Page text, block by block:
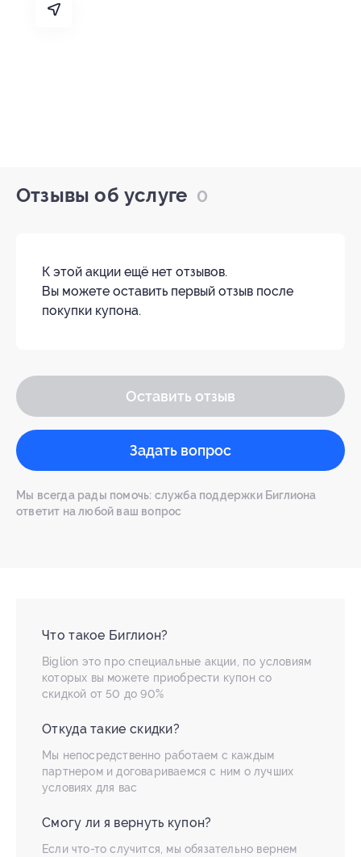
Отзывы об услуге 0
К этой акции ещё нет отзывов.
Вы можете оставить первый отзыв после
покупки купона.
Оставить отзыв
Задать вопрос
Мы всегда рады помочь: служба поддержки Биглиона
ответит на любой ваш вопрос
Что такое Биглион?
Biglion это про специальные акции, по условиям
которых вы можете приобрести купон со
скидкой от 50 до 90%
Откуда такие скидки?
Мы непосредственно работаем с каждым
партнером и договариваемся с ним о лучших
условиях для вас
Смогу ли я вернуть купон?
Если что-то случится, мы обязательно вернем